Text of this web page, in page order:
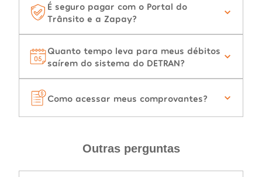
É seguro pagar com o Portal do
Trânsito e a Zapay?
Quanto tempo leva para meus débitos
saírem do sistema do DETRAN?
Como acessar meus comprovantes?
Outras perguntas